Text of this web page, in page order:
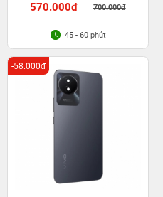
570.000đ 700.000đ
45 - 60 phút
-58.000đ